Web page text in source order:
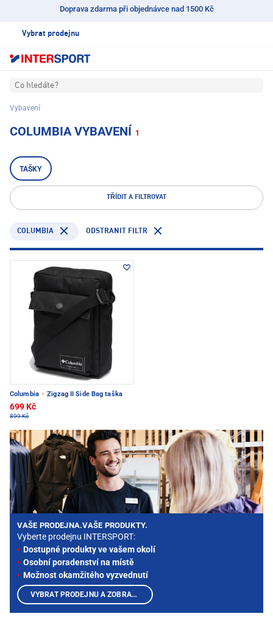
Doprava zdarma při objednávce nad 1500 Kč
Vybrat prodejnu
Co hledáte?
Vybavení
COLUMBIA VYBAVENÍ 1
TAŠKY
TŘÍDIT A FILTROVAT
COLUMBIA ODSTRANIT FILTR
Columbia · Zigzag II Side Bag taška
699 Kč
899 Kč
VAŠE PRODEJNA.VAŠE PRODUKTY.
Vyberte prodejnu INTERSPORT:
Dostupné produkty ve vašem okolí
Osobní poradenství na místě
Možnost okamžitého vyzvednutí
VYBRAT PRODEJNU A ZOBRAZIT PRODUKTY